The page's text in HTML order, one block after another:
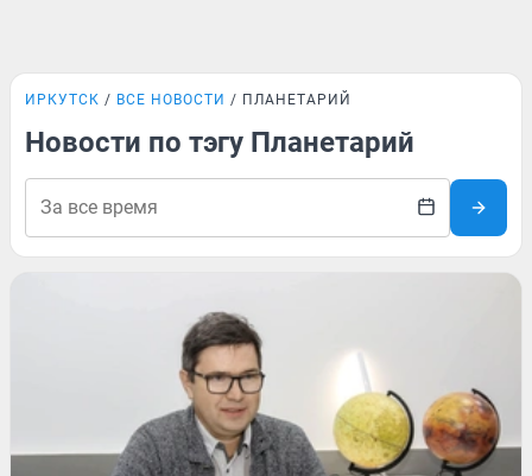
ИРКУТСК ВСЕ НОВОСТИ ПЛАНЕТАРИЙ
Новости по тэгу Планетарий